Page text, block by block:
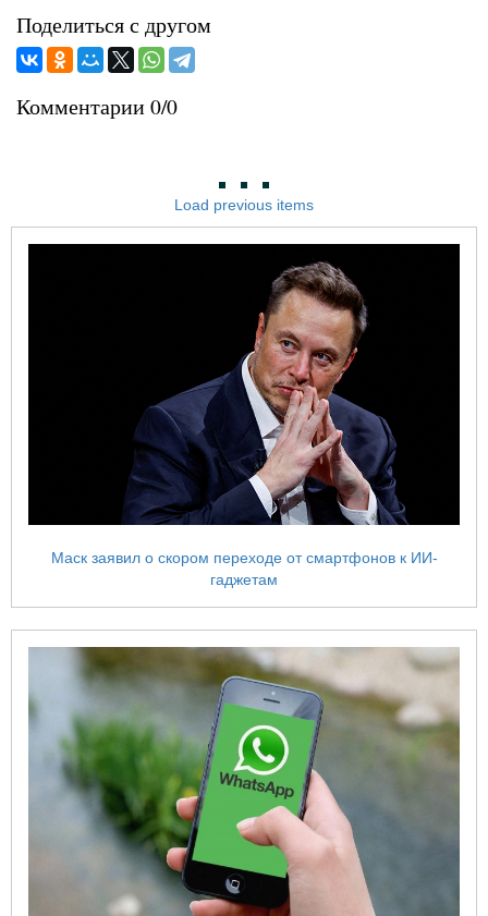
Поделиться с другом
Комментарии 0/0
Load previous items
Маск заявил о скором переходе от смартфонов к ИИ-
гаджетам